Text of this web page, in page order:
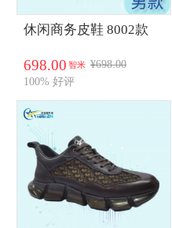
休闲商务皮鞋 8002款
698.00 智米 ¥698.00
100% 好评